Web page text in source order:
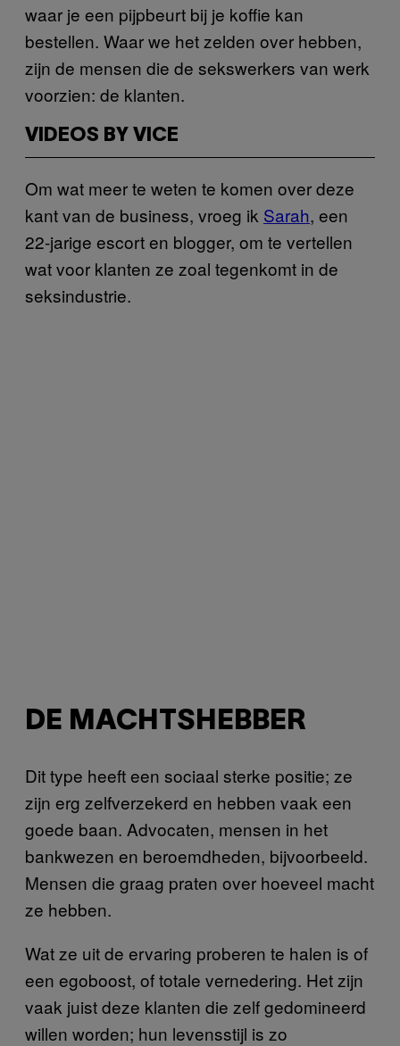
waar je een pijpbeurt bij je koffie kan
bestellen. Waar we het zelden over hebben,
zijn de mensen die de sekswerkers van werk
voorzien: de klanten.
VIDEOS BY VICE
Om wat meer te weten te komen over deze
kant van de business, vroeg ik Sarah, een
22-jarige escort en blogger, om te vertellen
wat voor klanten ze zoal tegenkomt in de
seksindustrie.
DE MACHTSHEBBER
Dit type heeft een sociaal sterke positie; ze
zijn erg zelfverzekerd en hebben vaak een
goede baan. Advocaten, mensen in het
bankwezen en beroemdheden, bijvoorbeeld.
Mensen die graag praten over hoeveel macht
ze hebben.
Wat ze uit de ervaring proberen te halen is of
een egoboost, of totale vernedering. Het zijn
vaak juist deze klanten die zelf gedomineerd
willen worden; hun levensstijl is zo